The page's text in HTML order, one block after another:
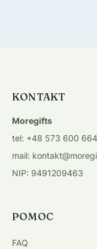
KONTAKT
Moregifts
tel: +48 573 600 664
mail:
NIP: 9491209463
POMOC
FAQ